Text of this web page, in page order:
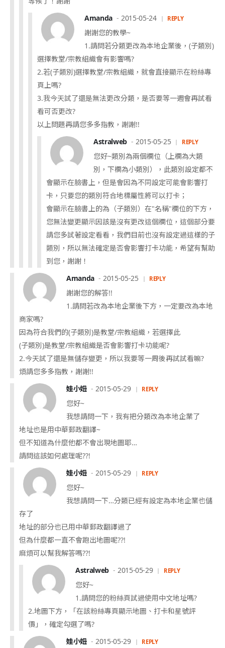
Amanda
2015-05-24 REPLY
謝謝您的教學~
1.請問若分類更改為本地企業後，(子類別)
選擇教堂/宗教組織會有影響嗎?
2.若(子類別)選擇教堂/宗教組織，就會直接顯示在粉絲專
頁上嗎?
3.我今天試了還是無法更改分類，是否要等一週會再試看
看可否更改?
以上問題再請您多多指教，謝謝!!
Astralweb
2015-05-25 REPLY
您好~類別為兩個欄位（上欄為大類
別，下欄為小類別），此類別設定都不
會顯示在臉書上，但是會因為不同設定可能會影響打
卡，只要您的類別符合地標屬性將可以打卡；
會顯示在臉書上的為（子類別）在"名稱"欄位的下方，
您無法變更顯示因該是沒有更改這個欄位，這個部分要
請您多試著設定看看，我們目前也沒有設定過這樣的子
類別，所以無法確定是否會影響打卡功能，希望有幫助
到您，謝謝！
Amanda
2015-05-25 REPLY
謝謝您的解答!!
1.請問若改為本地企業後下方，一定要改為本地
商家嗎?
因為符合我們的(子類別)是教堂/宗教組織，若選擇此
(子類別)是教堂/宗教組織是否會影響打卡功能呢?
2.今天試了還是無儲存變更，所以我要等一周後再試試看嘛?
煩請您多多指教，謝謝!!
娃小妞
2015-05-29 REPLY
您好~
我想請問一下，我有把分類改為本地企業了
地址也是用中華郵政翻譯~
但不知道為什麼他都不會出現地圖耶…
請問這該如何處理呢??!
娃小妞
2015-05-29 REPLY
您好~
我想請問一下…分類已經有設定為本地企業也儲
存了
地址的部分也已用中華郵政翻譯過了
但為什麼都一直不會跑出地圖呢??!
麻煩可以幫我解答嗎??!
Astralweb
2015-05-29 REPLY
您好~
1.請問您的粉絲頁試過使用中文地址嗎?
2.地圖下方，「在該粉絲專頁顯示地圖、打卡和星號評
價」，確定勾選了嗎?
娃小妞
2015-05-29 REPLY